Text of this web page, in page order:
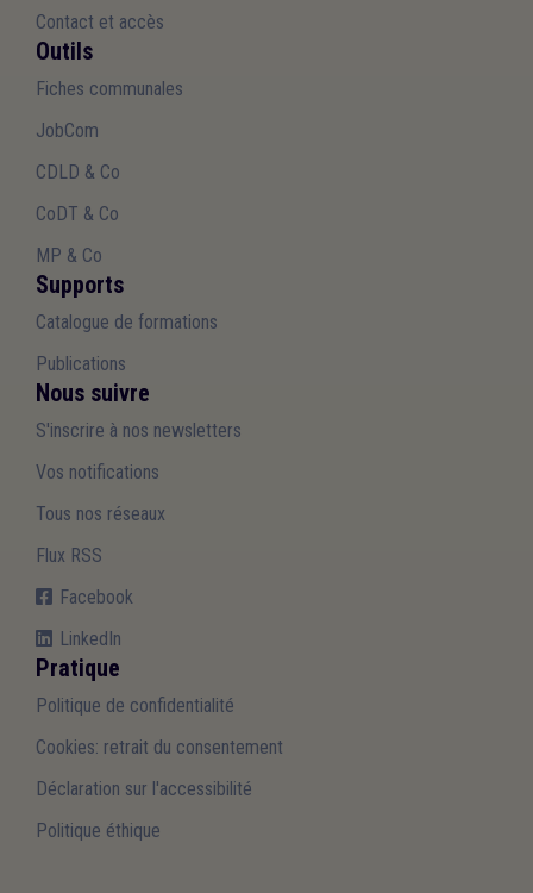
Contact et accès
Outils
Fiches communales
JobCom
CDLD & Co
CoDT & Co
MP & Co
Supports
Catalogue de formations
Publications
Nous suivre
S'inscrire à nos newsletters
Vos notifications
Tous nos réseaux
Flux RSS
Facebook
LinkedIn
Pratique
Politique de confidentialité
Cookies: retrait du consentement
Déclaration sur l'accessibilité
Politique éthique